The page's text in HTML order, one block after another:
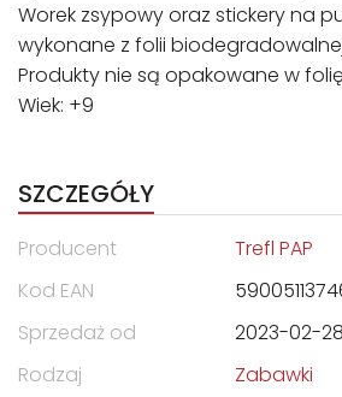
Worek zsypowy oraz stickery na
wykonane z folii
Produkty nie są opakowane w
Wiek: +9
SZCZEGÓŁY
Producent
Trefl PAP
Kod EAN
Sprzedaż od
2023-02-28
Rodzaj
Zabawki